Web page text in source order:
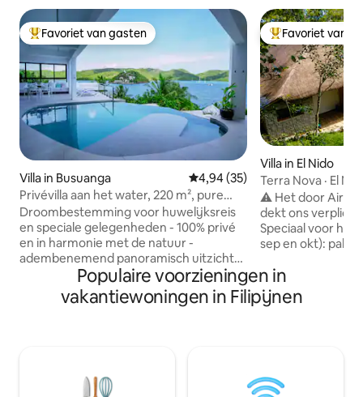
Topfavoriet van gasten
Favoriet van gasten
Villa in Busuanga Gemiddelde beoordeling van
4,94 (35)
Privévilla aan het water, 220 m², pure
luxe met zwembad
Droombestemming voor huwelijksreis
en speciale gelegenheden - 100% privé
en in harmonie met de natuur -
adembenemend panoramisch uitzicht
over de baai en de oceaan. Privé
overloopzwembad en tuin (niet
gedeeld). Excursies, holistische
en 2 badkamers heeft een groot terras
Topfavoriet van
Favoriet van
Villa in El Nido
Terra Nova · El
slaapkamers
⚠️ Het door
dekt ons verplichte
Speciaal voor het
sep en okt):
Inclusief chef-
maaltijden,
eilandhoppen,
op zee op het
Populaire voorzieningen in
vakantiewoningen in Filipijnen